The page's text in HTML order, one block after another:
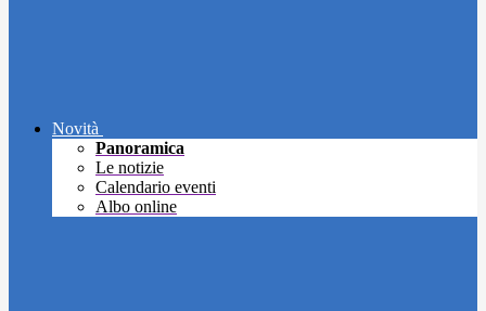
Novità
Panoramica
Le notizie
Calendario eventi
Albo online